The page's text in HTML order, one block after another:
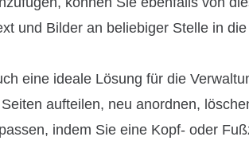
und Bilder an beliebiger Stelle in
eine ideale Lösung für die
aufteilen, neu anordnen,
indem Sie eine Kopf- oder